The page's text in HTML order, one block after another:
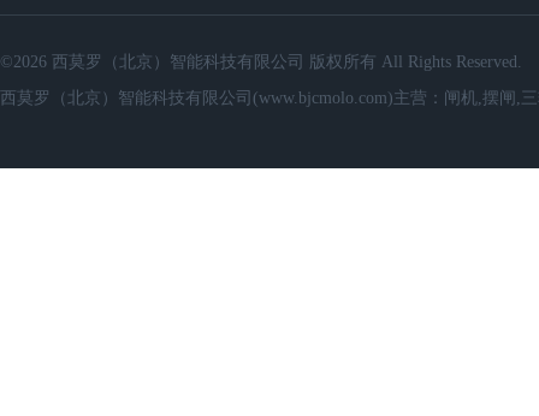
©2026 西莫罗（北京）智能科技有限公司 版权所有 All Rights Reserved.
西莫罗（北京）智能科技有限公司(www.bjcmolo.com)主营：闸机,摆闸,